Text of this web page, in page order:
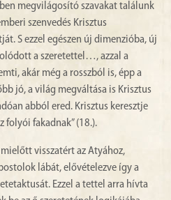
megvilágosító szavakat találunk
szenvedés Krisztus
S ezzel egészen új dimenzióba, új
a szeretettel…, azzal a
akár még a rosszból is, épp a
jó, a világ megváltása is Krisztus
abból ered. Krisztus keresztje
folyói fakadnak” (18.).
mielőtt visszatért az Atyához,
lábát, elővételezve így a
Ezzel a tettel arra hívta